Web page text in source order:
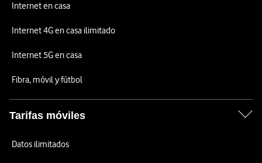
Internet en casa
Internet 4G en casa ilimitado
Internet 5G en casa
Fibra, móvil y fútbol
Tarifas móviles
Datos ilimitados